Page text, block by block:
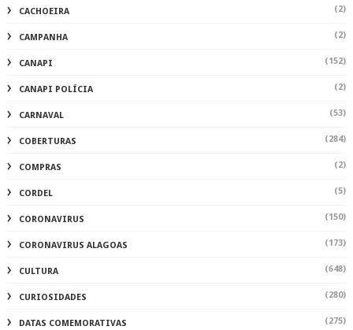
CACHOEIRA (2)
CAMPANHA (2)
CANAPI (152)
CANAPI POLÍCIA (2)
CARNAVAL (53)
COBERTURAS (284)
COMPRAS (2)
CORDEL (5)
CORONAVIRUS (150)
CORONAVIRUS ALAGOAS (173)
CULTURA (648)
CURIOSIDADES (280)
DATAS COMEMORATIVAS (275)